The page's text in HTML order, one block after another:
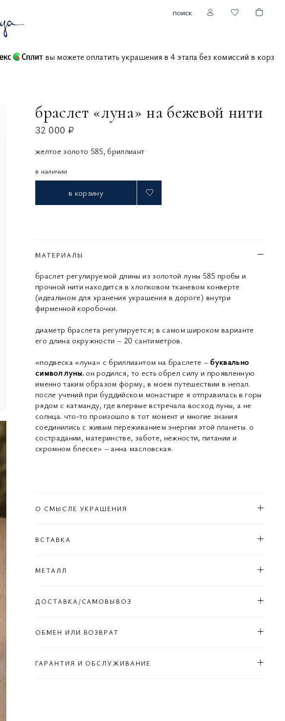
поиск
вы можете оплатить украшения в 4 этапа без комиссий в
браслет «луна» на бежевой нити
32 000 ₽
желтое золото 585, бриллиант
в наличии
в корзину
МАТЕРИАЛЫ
браслет регулируемой длины из золотой луны 585 пробы и
прочной нити находится в хлопковом тканевом конверте
(идеальном для хранения украшения в дороге) внутри
фирменной коробочки.
диаметр браслета регулируется; в самом широком варианте
его длина окружности – 20 сантиметров.
«подвеска «луна» с бриллиантом на браслете –буквально
символ луны.он родился, то есть обрел силу и проявленную
именно таким образом форму, в моем путешествии в непал.
после учений при буддийском монастыре я отправилась в горы
рядом с катманду, где впервые встречала восход луны, а не
солнца. что-то произошло в тот момент и многие знания
соединились с живым переживанием энергии этой планеты. о
сострадании, материнстве, заботе, нежности, питании и
скромном блеске» – анна масловская.
О СМЫСЛЕ УКРАШЕНИЯ
ВСТАВКА
МЕТАЛЛ
ДОСТАВКА/САМОВЫВОЗ
ОБМЕН ИЛИ ВОЗВРАТ
ГАРАНТИЯ И ОБСЛУЖИВАНИЕ